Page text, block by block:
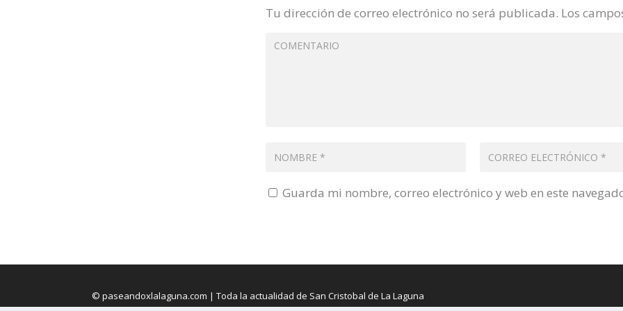
Tu dirección de correo electrónico no será publicada. Los
Guarda mi nombre, correo electrónico y web en este
© paseandoxlalaguna.com | Toda la actualidad de San Cristobal de La Laguna